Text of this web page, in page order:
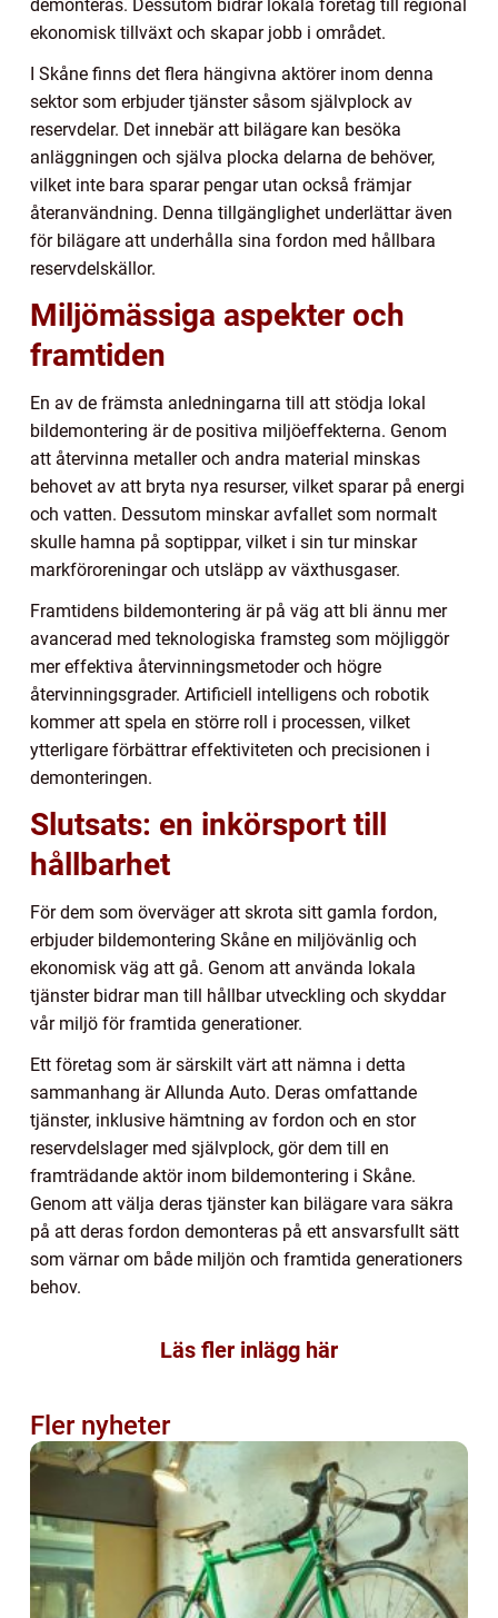
demonteras. Dessutom bidrar lokala företag till regional
ekonomisk tillväxt och skapar jobb i området.
I Skåne finns det flera hängivna aktörer inom denna
sektor som erbjuder tjänster såsom självplock av
reservdelar. Det innebär att bilägare kan besöka
anläggningen och själva plocka delarna de behöver,
vilket inte bara sparar pengar utan också främjar
återanvändning. Denna tillgänglighet underlättar även
för bilägare att underhålla sina fordon med hållbara
reservdelskällor.
Miljömässiga aspekter och
framtiden
En av de främsta anledningarna till att stödja lokal
bildemontering är de positiva miljöeffekterna. Genom
att återvinna metaller och andra material minskas
behovet av att bryta nya resurser, vilket sparar på energi
och vatten. Dessutom minskar avfallet som normalt
skulle hamna på soptippar, vilket i sin tur minskar
markföroreningar och utsläpp av växthusgaser.
Framtidens bildemontering är på väg att bli ännu mer
avancerad med teknologiska framsteg som möjliggör
mer effektiva återvinningsmetoder och högre
återvinningsgrader. Artificiell intelligens och robotik
kommer att spela en större roll i processen, vilket
ytterligare förbättrar effektiviteten och precisionen i
demonteringen.
Slutsats: en inkörsport till
hållbarhet
För dem som överväger att skrota sitt gamla fordon,
erbjuder bildemontering Skåne en miljövänlig och
ekonomisk väg att gå. Genom att använda lokala
tjänster bidrar man till hållbar utveckling och skyddar
vår miljö för framtida generationer.
Ett företag som är särskilt värt att nämna i detta
sammanhang är Allunda Auto. Deras omfattande
tjänster, inklusive hämtning av fordon och en stor
reservdelslager med självplock, gör dem till en
framträdande aktör inom bildemontering i Skåne.
Genom att välja deras tjänster kan bilägare vara säkra
på att deras fordon demonteras på ett ansvarsfullt sätt
som värnar om både miljön och framtida generationers
behov.
Läs fler inlägg här
Fler nyheter